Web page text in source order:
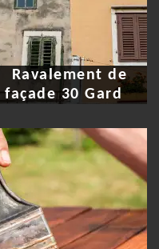
Ravalement de
façade 30 Gard